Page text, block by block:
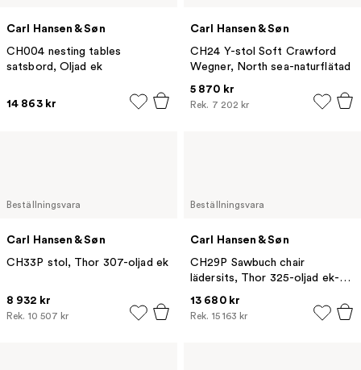
Carl Hansen & Søn
CH004 nesting tables
satsbord, Oljad ek
14 863 kr
Carl Hansen & Søn
CH24 Y-stol Soft Crawford
Wegner, North sea-naturflätad
5 870 kr
Rek. 7 202 kr
Beställningsvara
Carl Hansen & Søn
CH33P stol, Thor 307-oljad ek
8 932 kr
Rek. 10 507 kr
Beställningsvara
Carl Hansen & Søn
CH29P Sawbuch chair
lädersits, Thor 325-oljad ek-
naturfärgad
13 680 kr
Rek. 15 163 kr